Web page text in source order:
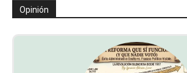
Opinión